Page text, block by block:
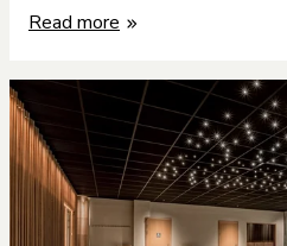
Read more